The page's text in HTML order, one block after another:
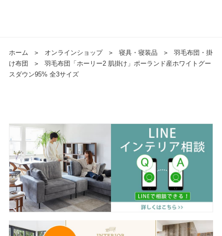
ホーム ＞ オンラインショップ ＞ 寝具・寝装品 ＞
羽毛布団・掛
け布団
＞
羽毛布団「ホーリー2 肌掛け」ポーランド産ホワイトグー
スダウン95% 全3サイズ